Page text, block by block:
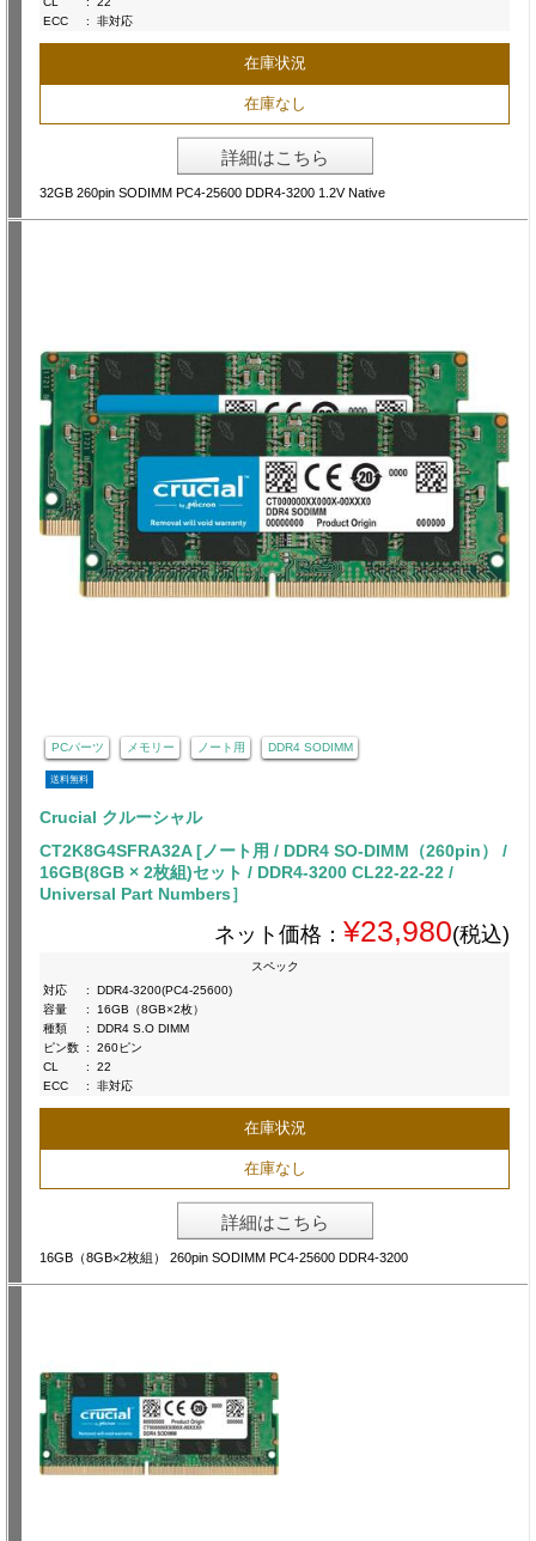
ECC
: 非対応
在庫状況
在庫なし
詳細はこちら
32GB 260pin SODIMM PC4-25600 DDR4-3200 1.2V Native
PCパーツ メモリー ノート用 DDR4 SODIMM
送料無料
Crucial クルーシャル
CT2K8G4SFRA32A [ノート用 / DDR4 SO-DIMM（260pin） /
16GB(8GB × 2枚組)セット / DDR4-3200 CL22-22-22 /
Universal Part Numbers］
ネット価格： ¥23,980(税込)
スペック
対応
:
DDR4-3200(PC4-25600)
容量
:
16GB（8GB×2枚）
種類
:
DDR4 S.O DIMM
ピン数 :
260ピン
CL
:
22
ECC
: 非対応
在庫状況
在庫なし
詳細はこちら
16GB（8GB×2枚組） 260pin SODIMM PC4-25600 DDR4-3200